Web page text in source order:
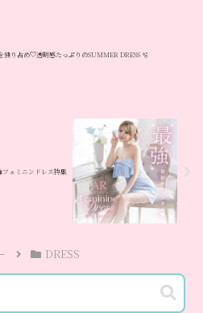
独り占め♡透明感たっぷりのSUMMER DRESS 🫧
ェミニンドレス特集
DRESS